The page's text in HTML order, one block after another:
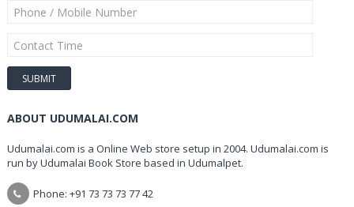
ABOUT UDUMALAI.COM
Udumalai.com is a Online Web store setup in 2004. Udumalai.com is
run by Udumalai Book Store based in Udumalpet.
Phone: +91 73 73 73 77 42